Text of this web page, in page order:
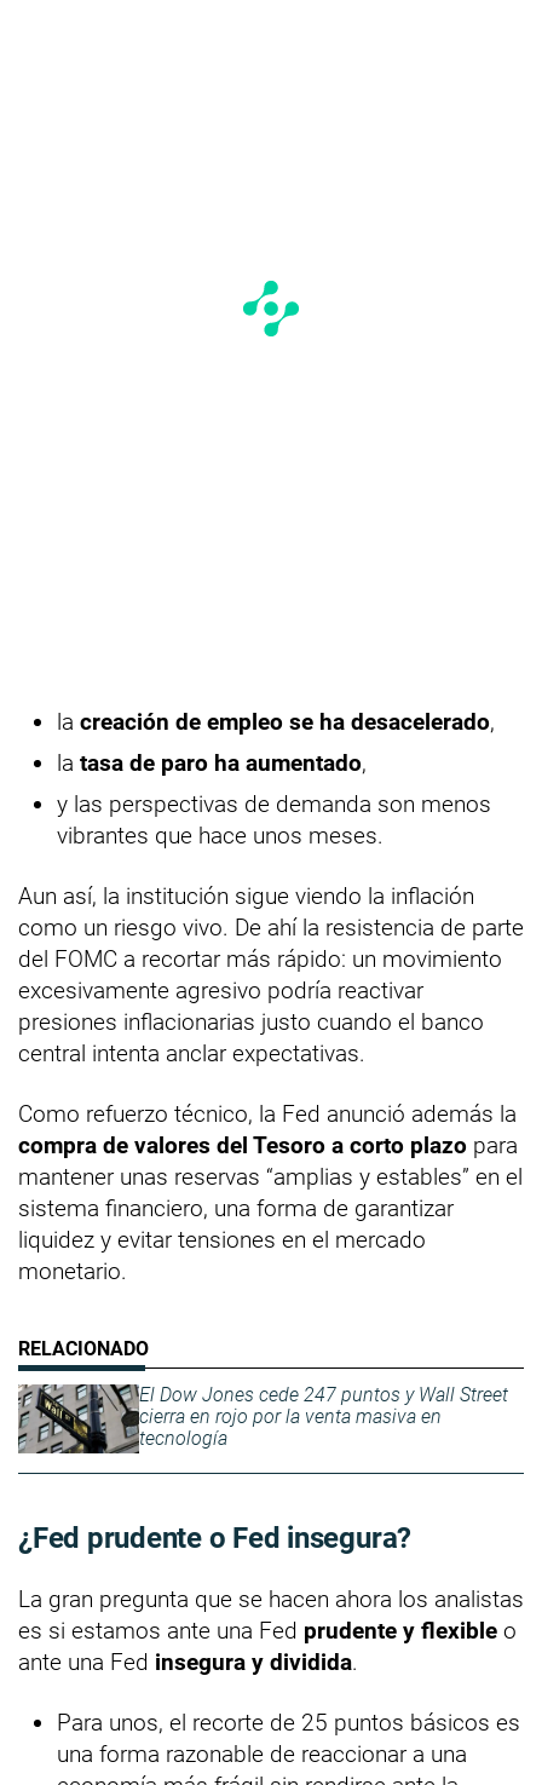
la creación de empleo se ha desacelerado,
la tasa de paro ha aumentado,
y las perspectivas de demanda son menos
vibrantes que hace unos meses.
Aun así, la institución sigue viendo la inflación
como un riesgo vivo. De ahí la resistencia de parte
del FOMC a recortar más rápido: un movimiento
excesivamente agresivo podría reactivar
presiones inflacionarias justo cuando el banco
central intenta anclar expectativas.
Como refuerzo técnico, la Fed anunció además la
compra de valores del Tesoro a corto plazo para
mantener unas reservas “amplias y estables” en el
sistema financiero, una forma de garantizar
liquidez y evitar tensiones en el mercado
monetario.
El Dow Jones cede 247 puntos y Wall Street
cierra en rojo por la venta masiva en
tecnología
¿Fed prudente o Fed insegura?
La gran pregunta que se hacen ahora los analistas
es si estamos ante una Fed prudente y flexible o
ante una Fed insegura y dividida.
Para unos, el recorte de 25 puntos básicos es
una forma razonable de reaccionar a una